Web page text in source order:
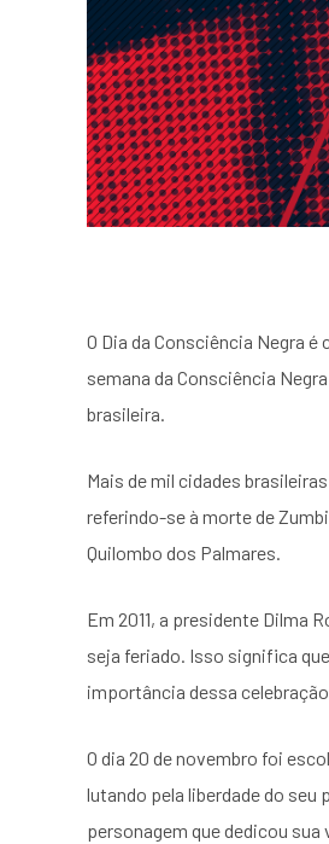
O Dia da Consciência Negra
semana da Consciência
brasileira.
Mais de mil cidades
referindo-se à morte de
Quilombo dos Palmares.
Em 2011, a presidente Dilma
seja feriado. Isso significa
importância dessa
O dia 20 de novembro foi
lutando pela liberdade do seu
personagem que dedicou